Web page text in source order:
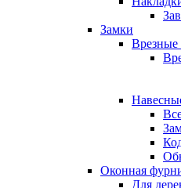
Замки
Врезные
Оконная
Для